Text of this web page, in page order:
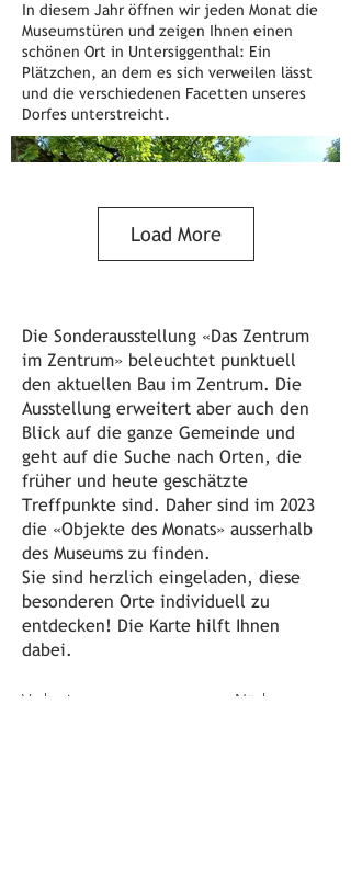
In diesem Jahr öffnen wir jeden Monat die
Museumstüren und zeigen Ihnen einen
schönen Ort in Untersiggenthal: Ein
Plätzchen, an dem es sich verweilen lässt
und die verschiedenen Facetten unseres
Dorfes unterstreicht.
Load More
Die Sonderausstellung «Das Zentrum
im Zentrum» beleuchtet punktuell
den aktuellen Bau im Zentrum. Die
Ausstellung erweitert aber auch den
Blick auf die ganze Gemeinde und
geht auf die Suche nach Orten, die
früher und heute geschätzte
Treffpunkte sind. Daher sind im 2023
die «Objekte des Monats» ausserhalb
des Museums zu finden.
Sie sind herzlich eingeladen, diese
besonderen Orte individuell zu
entdecken! Die Karte hilft Ihnen
dabei.
Vorheriges Nächstes